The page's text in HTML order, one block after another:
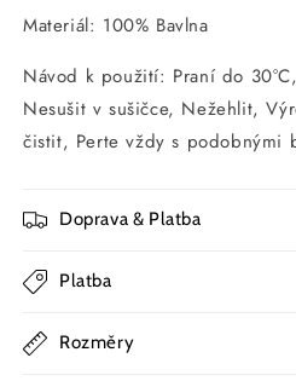
Materiál: 100% Bavlna
Návod k použití: Praní do
Nesušit v sušičce, Nežehlit,
čistit, Perte vždy s podobnými
Doprava & Platba
Platba
Rozměry